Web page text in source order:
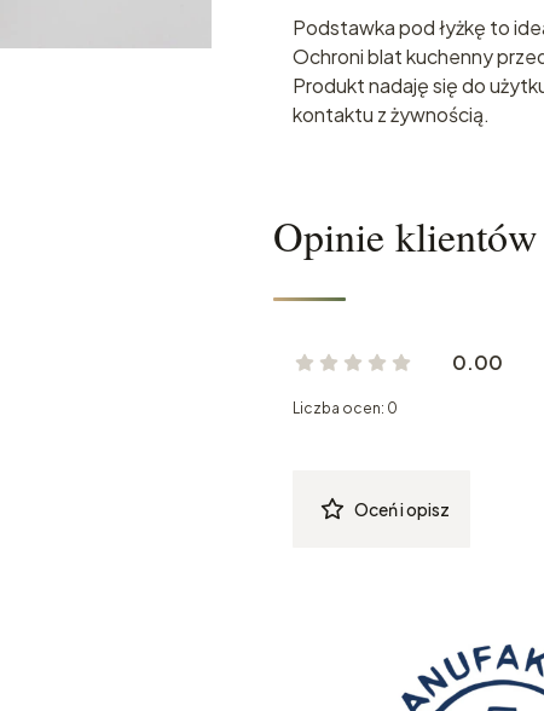
Podstawka pod łyżkę to
Ochroni blat kuchenny
Produkt nadaję się do
kontaktu z żywnością.
Opinie klientów
0.00
Liczba ocen: 0
Oceń i opisz